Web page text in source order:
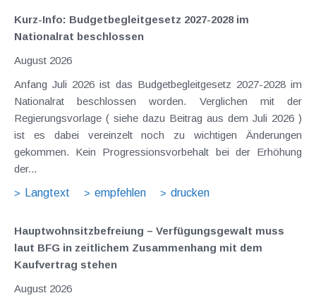
Kurz-Info: Budgetbegleitgesetz 2027-2028 im
Nationalrat beschlossen
August 2026
Anfang Juli 2026 ist das Budgetbegleitgesetz 2027-2028 im
Nationalrat beschlossen worden. Verglichen mit der
Regierungsvorlage ( siehe dazu Beitrag aus dem Juli 2026 )
ist es dabei vereinzelt noch zu wichtigen Änderungen
gekommen. Kein Progressionsvorbehalt bei der Erhöhung
der...
Langtext
empfehlen drucken
Hauptwohnsitz​­befreiung – Verfügungsgewalt muss
laut BFG in zeitlichem Zusammenhang mit dem
Kaufvertrag stehen
August 2026